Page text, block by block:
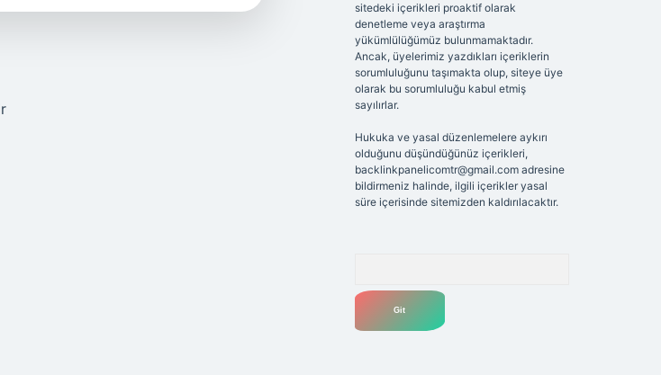
sitedeki içerikleri proaktif olarak
denetleme veya araştırma
yükümlülüğümüz bulunmamaktadır.
Ancak, üyelerimiz yazdıkları içeriklerin
sorumluluğunu taşımakta olup, siteye üye
olarak bu sorumluluğu kabul etmiş
sayılırlar.
Hukuka ve yasal düzenlemelere aykırı
olduğunu düşündüğünüz içerikleri,
backlinkpanelicomtr@gmail.comadresine
bildirmeniz halinde, ilgili içerikler yasal
süre içerisinde sitemizden kaldırılacaktır.